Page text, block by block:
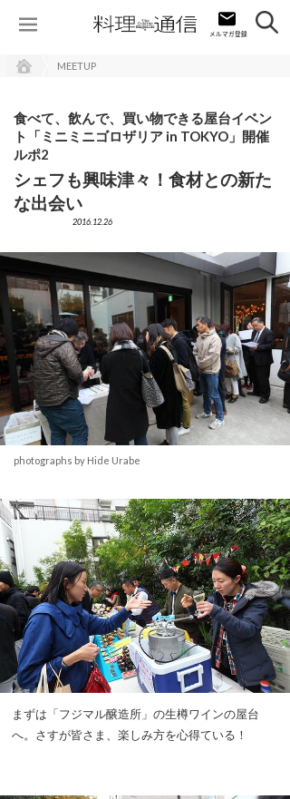
MEETUP
食べて、飲んで、買い物できる屋台イベン
ト「ミニミニゴロザリア in TOKYO」開催
ルポ2
シェフも興味津々！食材との新た
な出会い
2016.12.26
photographs by Hide Urabe
まずは「フジマル醸造所」の生樽ワインの屋台
へ。さすが皆さま、楽しみ方を心得ている！